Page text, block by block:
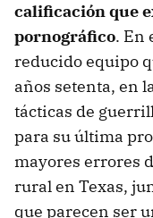
calificación que
pornográfico. En
reducido equipo
años setenta, en
tácticas de
para su última
mayores errores
rural en Texas,
que parecen ser